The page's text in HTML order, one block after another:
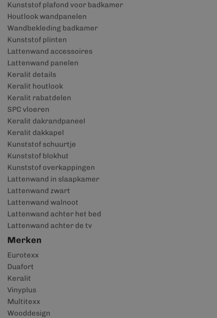
Kunststof plafond voor badkamer
Houtlook wandpanelen
Wandbekleding badkamer
Kunststof plinten
Lattenwand accessoires
Lattenwand panelen
Keralit details
Keralit houtlook
Keralit rabatdelen
SPC vloeren
Keralit dakrandpaneel
Keralit dakkapel
Kunststof schuurtje
Kunststof blokhut
Kunststof overkappingen
Lattenwand in slaapkamer
Lattenwand zwart
Lattenwand walnoot
Lattenwand achter het bed
Lattenwand achter de tv
Merken
Eurotexx
Duafort
Keralit
Vinyplus
Multitexx
Wooddesign